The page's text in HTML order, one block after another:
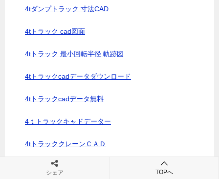
4tダンプトラック 寸法CAD
4tトラック cad図面
4tトラック 最小回転半径 軌跡図
4tトラックcadデータダウンロード
4tトラックcadデータ無料
4ｔトラックキャドデーター
4tトラッククレーンＣＡＤ
4tトラック図面
シェア TOPへ